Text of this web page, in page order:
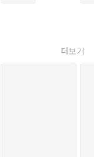
학을 담았다.
더보기